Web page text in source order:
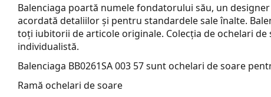
Balenciaga poartă numele fondatorului său, un
acordată detaliilor și pentru standardele sale înalte.
toți iubitorii de articole originale. Colecția de ochelari
individualistă.
Balenciaga BB0261SA 003 57sunt ochelari de soare
Ramă ochelari de soare